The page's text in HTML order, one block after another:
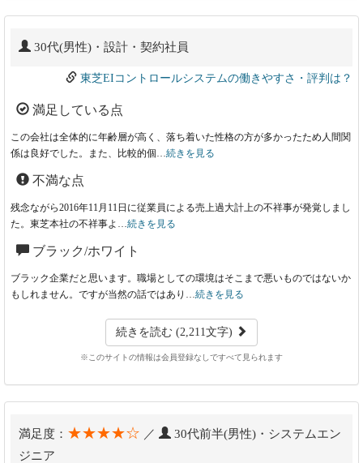
30代(男性)・設計・契約社員
東芝EIコントロールシステムの働きやすさ・評判は？
満足している点
この会社は全体的に年齢層が高く、落ち着いた性格の方が多かったため人間関
係は良好でした。また、比較的個… 続きを見る
不満な点
残念ながら2016年11月11日に従業員による売上過大計上の不祥事が発覚しまし
た。東芝本社の不祥事よ… 続きを見る
ブラック/ホワイト
ブラック企業だと思います。職場としての環境はそこまで悪いものではないか
もしれません。ですが当然の話ではあり… 続きを見る
続きを読む (2,211文字)
※このサイトの情報は会員登録なしですべて見られます
満足度： ★★★★☆ ／
30代前半(男性)・システムエン
ジニア